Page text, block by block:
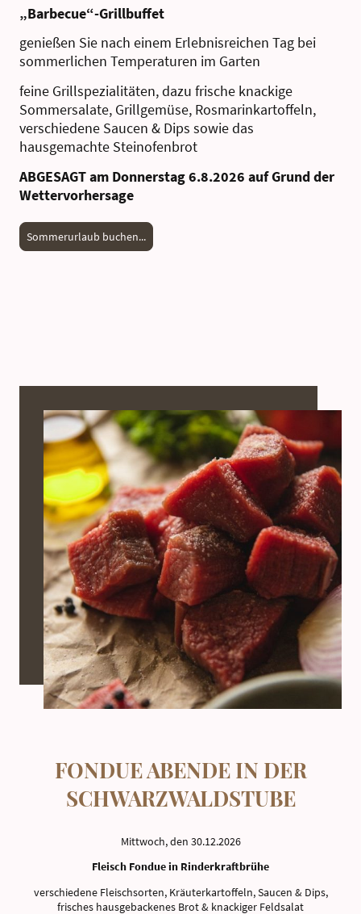
„Barbecue“-Grillbuffet
genießen Sie nach einem Erlebnisreichen Tag bei
sommerlichen Temperaturen im Garten
feine Grillspezialitäten, dazu frische knackige
Sommersalate, Grillgemüse, Rosmarinkartoffeln,
verschiedene Saucen & Dips sowie das
hausgemachte Steinofenbrot
ABGESAGT am Donnerstag 6.8.2026 auf Grund der
Wettervorhersage
Sommerurlaub buchen...
FONDUE ABENDE IN DER
SCHWARZWALDSTUBE
Mittwoch, den 30.12.2026
Fleisch Fondue in Rinderkraftbrühe
verschiedene Fleischsorten, Kräuterkartoffeln, Saucen & Dips,
frisches hausgebackenes Brot & knackiger Feldsalat